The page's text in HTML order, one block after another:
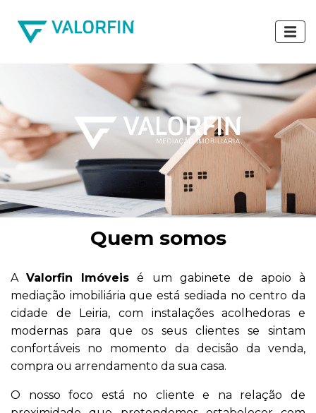
Quem somos
AValorfin Imóveis é um gabinete de apoio à
mediação imobiliária que está sediada no centro da
cidade de Leiria, com instalações acolhedoras e
modernas para que os seus clientes se sintam
confortáveis no momento da decisão da venda,
compra ou arrendamento da sua casa.
O nosso foco está no cliente e na relação de